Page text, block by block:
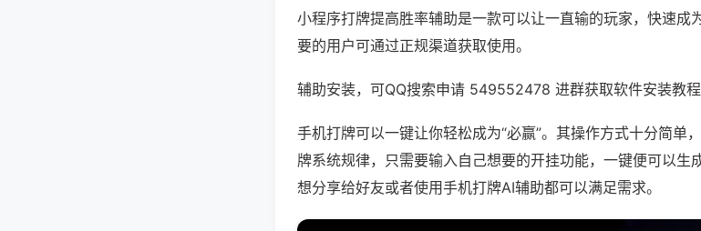
小程序打牌提高胜率辅助是一款可以让一直输的玩家，快速成
要的用户可通过正规渠道获取使用。
辅助安装，可QQ搜索申请 549552478 进群获取软件安装教程
手机打牌可以一键让你轻松成为“必赢”。其操作方式十分简单
牌系统规律，只需要输入自己想要的开挂功能，一键便可以生
想分享给好友或者使用手机打牌AI辅助都可以满足需求。